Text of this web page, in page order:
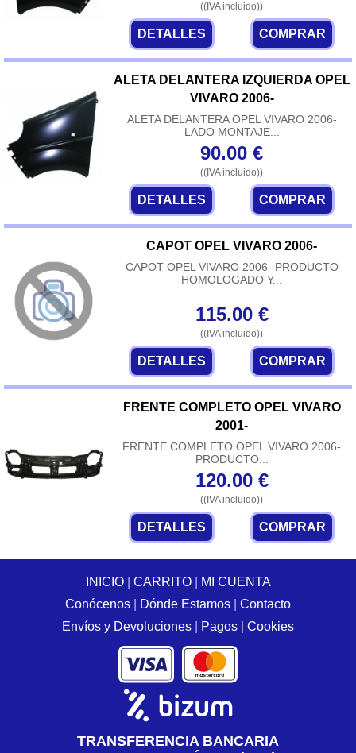
((IVA incluido))
DETALLES COMPRAR
ALETA DELANTERA IZQUIERDA OPEL
VIVARO 2006-
ALETA DELANTERA OPEL VIVARO 2006-
LADO MONTAJE...
90.00 €
((IVA incluido))
DETALLES COMPRAR
CAPOT OPEL VIVARO 2006-
CAPOT OPEL VIVARO 2006- PRODUCTO
HOMOLOGADO Y...
115.00€
((IVA incluido))
DETALLES COMPRAR
FRENTE COMPLETO OPEL VIVARO
2001-
FRENTE COMPLETO OPEL VIVARO 2006-
PRODUCTO...
120.00€
((IVA incluido))
DETALLES COMPRAR
INICIO| CARRITO|
MI CUENTA
Conócenos
Dónde Estamos
Contacto
Envíos y Devoluciones
Pagos Cookies
TRANSFERENCIA BANCARIA